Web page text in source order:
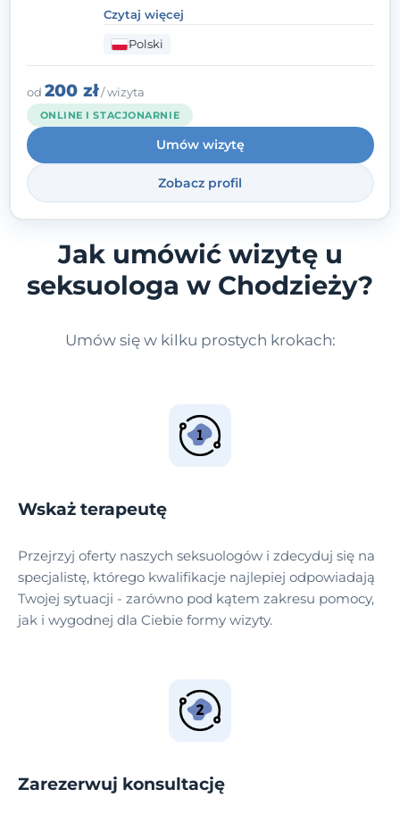
wewnętrzną siłę. Moja droga do
psychologii zaczęła się od życia - pełnego
wyzwań, które nauczyły mnie uważności,
empatii i pokory. Dziś łączę doświadczenie
nauczycielki, psychologa, psychoterapeuty
i seksuologa tworząc bezpieczną
przestrzeń, w której można poczuć spokój i
wsparcie. Nie obiecuję łatwych rozwiązań -
ale mogę obiecać, że będę po Twojej
Czytaj więcej
Polski
od 200 zł/ wizyta
ONLINE I STACJONARNIE
Umów wizytę
Zobacz profil
Jak umówić wizytę u
seksuologa w Chodzieży?
Umów się w kilku prostych krokach:
Wskaż terapeutę
Przejrzyj oferty naszych seksuologów i zdecyduj się na
specjalistę, którego kwalifikacje najlepiej odpowiadają
Twojej sytuacji - zarówno pod kątem zakresu pomocy,
jak i wygodnej dla Ciebie formy wizyty.
Zarezerwuj konsultację